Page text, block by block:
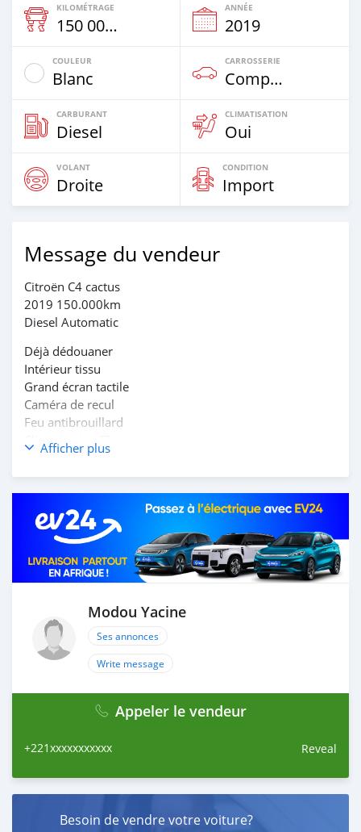
KILOMÉTRAGE
150 000 Km
ANNÉE
2019
COULEUR
Blanc
CARROSSERIE
Compacte
CARBURANT
Diesel
CLIMATISATION
Oui
VOLANT
Droite
CONDITION
Import
Message du vendeur
Citroën C4 cactus
2019 150.000km
Diesel Automatic
Déjà dédouaner
Intérieur tissu
Grand écran tactile
Caméra de recul
Feu antibrouillard
Climatisation ☑️
Jantes en alu
Keyless
Radio / CD / Aux
Bluetooth
À 8.990.000fcfa
Afficher plus
Modou Yacine
Ses annonces
Write message
Appeler le vendeur
+221xxxxxxxxxxx Reveal
Besoin de vendre votre voiture?